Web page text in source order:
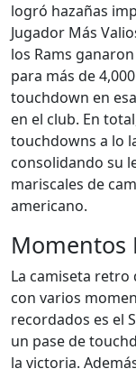
logró hazañas
Jugador Más
los Rams
para más de
touchdown en
en el club. En
touchdowns a lo
consolidando su
mariscales de
americano.
Momentos
La camiseta retro
con varios
recordados es el
un pase de
la victoria.